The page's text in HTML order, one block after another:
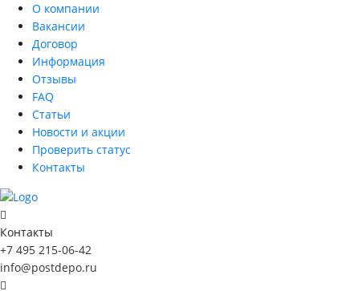
О компании
Вакансии
Договор
Информация
Отзывы
FAQ
Статьи
Новости и акции
Проверить статус
Контакты
Контакты
+7 495 215-06-42
info@postdepo.ru